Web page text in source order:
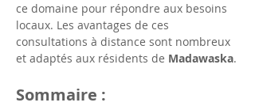
ce domaine pour répondre aux besoins
locaux. Les avantages de ces
consultations à distance sont nombreux
et adaptés aux résidents de Madawaska.
Sommaire :